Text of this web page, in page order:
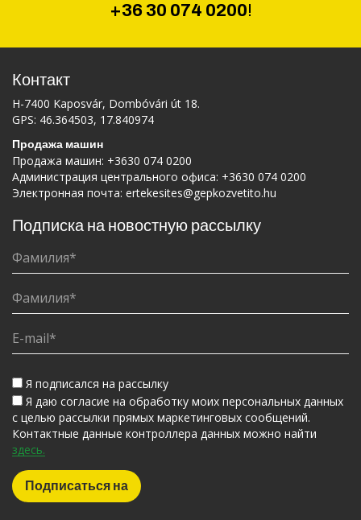
+36 30 074 0200!
Контакт
H-7400 Kaposvár, Dombóvári út 18.
GPS: 46.364503, 17.840974
Продажа машин
Продажа машин: +3630 074 0200
Администрация центрального офиса: +3630 074 0200
Электронная почта: ertekesites@gepkozvetito.hu
Подписка на новостную рассылку
Я подписался на рассылку
Я даю согласие на обработку моих персональных данных
с целью рассылки прямых маркетинговых сообщений.
Контактные данные контроллера данных можно найти
здесь.